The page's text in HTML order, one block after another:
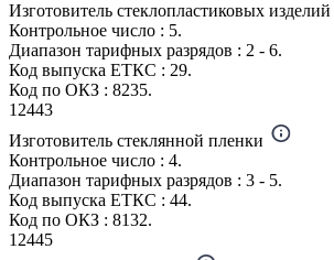
Изготовитель стеклопластиковых
Контрольное число : 5.
Диапазон тарифных разрядов : 2 - 6.
Код выпуска ЕТКС : 29.
Код по ОКЗ : 8235.
12443
Изготовитель стеклянной пленки
Контрольное число : 4.
Диапазон тарифных разрядов : 3 - 5.
Код выпуска ЕТКС : 44.
Код по ОКЗ : 8132.
12445